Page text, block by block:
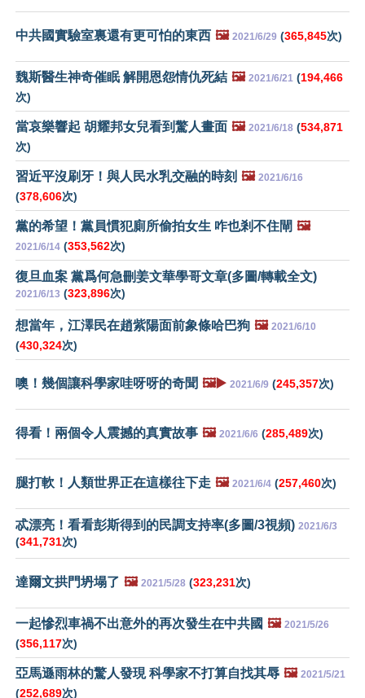
中共國實驗室裏還有更可怕的東西 🖼️ 2021/6/29 (365,845次)
魏斯醫生神奇催眠 解開恩怨情仇死結 🖼️ 2021/6/21 (194,466
次)
當哀樂響起 胡耀邦女兒看到驚人畫面 🖼️ 2021/6/18 (534,871
次)
習近平沒刷牙！與人民水乳交融的時刻 🖼️ 2021/6/16
(378,606次)
黨的希望！黨員慣犯廁所偷拍女生 咋也剎不住閘 🖼️
2021/6/14 (353,562次)
復旦血案 黨爲何急刪姜文華學哥文章(多圖/轉載全文)
2021/6/13 (323,896次)
想當年，江澤民在趙紫陽面前象條哈巴狗 🖼️ 2021/6/10
(430,324次)
噢！幾個讓科學家哇呀呀的奇聞 🖼️▶️ 2021/6/9 (245,357次)
得看！兩個令人震撼的真實故事 🖼️ 2021/6/6 (285,489次)
腿打軟！人類世界正在這樣往下走 🖼️ 2021/6/4 (257,460次)
忒漂亮！看看彭斯得到的民調支持率(多圖/3視頻) 2021/6/3
(341,731次)
達爾文拱門坍塌了 🖼️ 2021/5/28 (323,231次)
一起慘烈車禍不出意外的再次發生在中共國 🖼️ 2021/5/26
(356,117次)
亞馬遜雨林的驚人發現 科學家不打算自找其辱 🖼️ 2021/5/21
(252,689次)